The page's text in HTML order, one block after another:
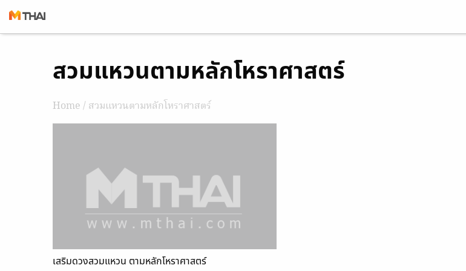
สวมแหวนตามหลักโหราศาสตร์
Home/ สวมแหวนตามหลักโหราศาสตร์
เสริมดวงสวมแหวน ตามหลักโหราศาสตร์